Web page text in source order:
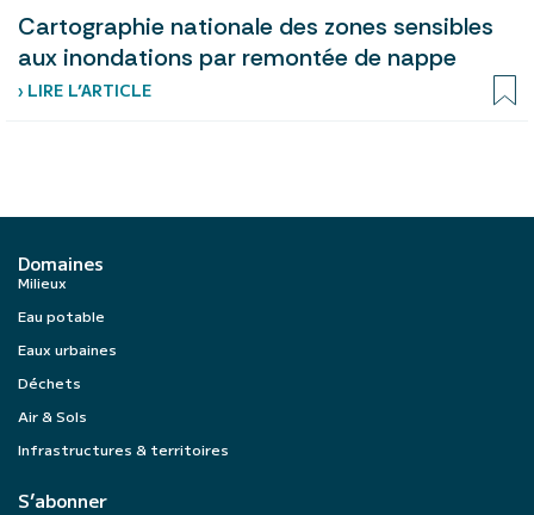
Cartographie nationale des zones sensibles
aux inondations par remontée de nappe
› LIRE L’ARTICLE
Domaines
Milieux
Eau potable
Eaux urbaines
Déchets
Air & Sols
Infrastructures & territoires
S’abonner